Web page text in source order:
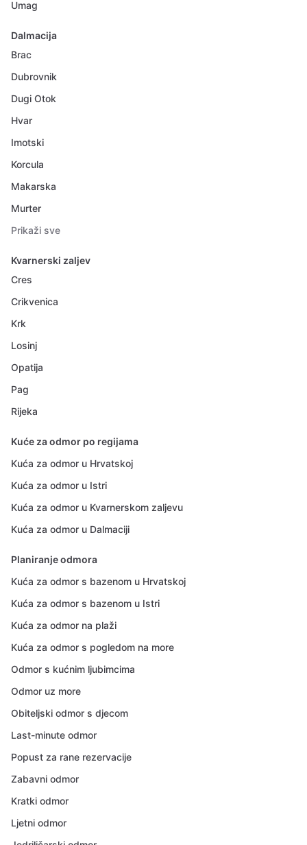
Umag
Dalmacija
Brac
Dubrovnik
Dugi Otok
Hvar
Imotski
Korcula
Makarska
Murter
Prikaži sve
Kvarnerski zaljev
Cres
Crikvenica
Krk
Losinj
Opatija
Pag
Rijeka
Kuće za odmor po regijama
Kuća za odmor u Hrvatskoj
Kuća za odmor u Istri
Kuća za odmor u Kvarnerskom zaljevu
Kuća za odmor u Dalmaciji
Planiranje odmora
Kuća za odmor s bazenom u Hrvatskoj
Kuća za odmor s bazenom u Istri
Kuća za odmor na plaži
Kuća za odmor s pogledom na more
Odmor s kućnim ljubimcima
Odmor uz more
Obiteljski odmor s djecom
Last-minute odmor
Popust za rane rezervacije
Zabavni odmor
Kratki odmor
Ljetni odmor